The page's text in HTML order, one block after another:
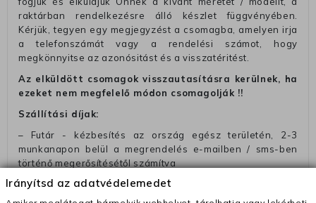
raktárban rendelkezésre álló készlet függvényében.
Kérjük, tegyen egy megjegyzést a csomagba, amelyen irja
a telefonszámát vagy a rendelési számot, hogy
megkönnyitse az azonósitást és a visszatéritést.
Az elküldött csomagok visszautasításra kerülnek, ha
ezeket nem megfelelő módon csomagolják !!
Szállítási díjak:
– Futár - kézbesítés az ország egész területén, 2-3
munkanapon belül a megrendelés e-mailben / sms-ben
történő megerősítésétől számítva
– Szállítás 1700 Ft (+400 Ft utánvéttel)
Irányítsd az adatvédelemedet